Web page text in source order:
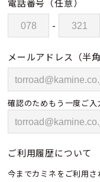
-
メールアドレス（半角
確認のためもう一度ご入
ご利用履歴について
今までカミネをご利用